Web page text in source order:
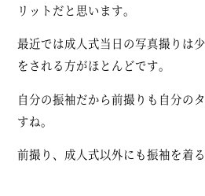
リットだと思います。
最近では成人式当日の写真撮りは
をされる方がほとんどです。
自分の振袖だから前撮りも自分の
すね。
前撮り、成人式以外にも振袖を着